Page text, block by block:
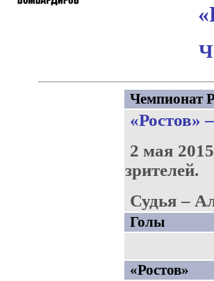
Чемпионат
«Ростов»
2 мая 2015
зрителей.
Судья –
Голы
«Ростов»